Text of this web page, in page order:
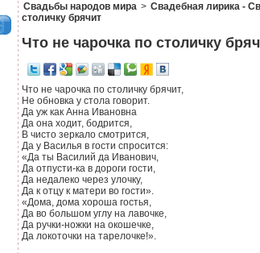
Свадьбы народов мира > Свадебная лирика -
столичку брячит
Что не чарочка по столичку
Что не чарочка по столичку брячит,
Не обновка у стола говорит.
Да уж как Анна Ивановна
Да она ходит, бодрится,
В чисто зеркало смотрится,
Да у Василья в гости спросится:
«Да ты Василий да Иванович,
Да отпусти-ка в дороги гости,
Да недалеко через улочку,
Да к отцу к матери во гости».
«Дома, дома хороша гостья,
Да во большом углу на лавочке,
Да ручки-ножки на окошечке,
Да локоточки на тарелочке!».